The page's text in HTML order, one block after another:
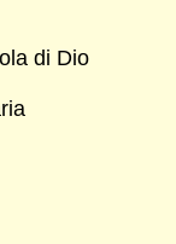
di Dio